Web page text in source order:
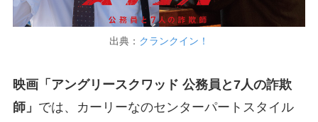
出典： クランクイン！
映画「アングリースクワッド 公務員と7人の詐欺
師」 では、カーリーなのセンターパートスタイル